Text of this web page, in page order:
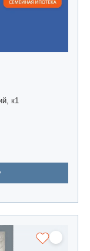
к1